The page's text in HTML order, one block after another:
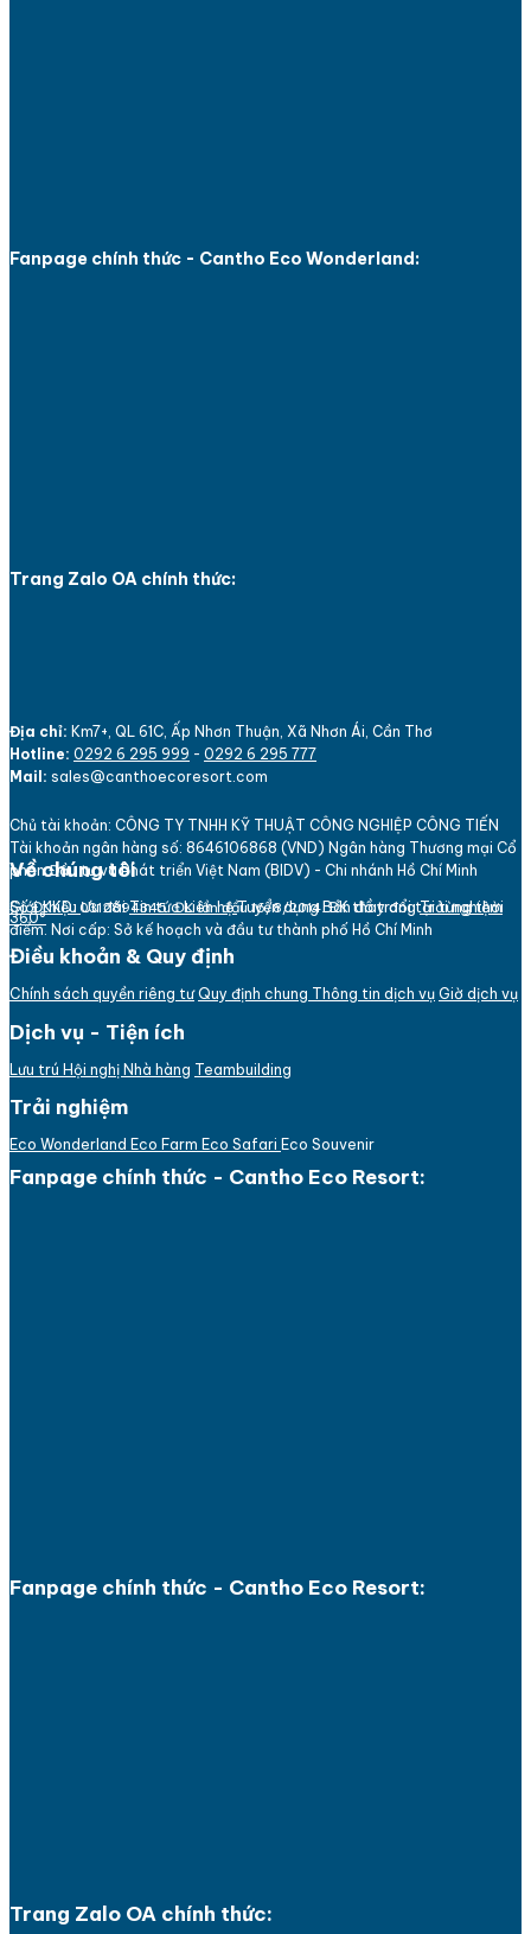
Fanpage chính thức - Cantho Eco Wonderland:
Trang Zalo OA chính thức:
Địa chỉ: Km7+, QL 61C, Ấp Nhơn Thuận, Xã Nhơn Ái, Cần Thơ
Hotline: 0292 6 295 999 - 0292 6 295 777
Mail: sales@canthoecoresort.com
Chủ tài khoản: CÔNG TY TNHH KỸ THUẬT CÔNG NGHIỆP CÔNG TIẾN
Tài khoản ngân hàng số: 8646106868 (VND) Ngân hàng Thương mại Cổ
phần Đầu tư và Phát triển Việt Nam (BIDV) - Chi nhánh Hồ Chí Minh
Số ĐKKD: 0312894345. ĐK lần đầu 16/8/2014. ĐK thay đổi tại từng thời
điểm. Nơi cấp: Sở kế hoạch và đầu tư thành phố Hồ Chí Minh
Về chúng tôi
Giới thiệu Ưu đãiTin tứcLiên hệTuyển dụng Bản đồ trang Trải nghiệm
360°
Điều khoản & Quy định
Chính sách quyền riêng tư Quy định chung Thông tin dịch vụ Giờ dịch vụ
Dịch vụ - Tiện ích
Lưu trú Hội nghị Nhà hàng Teambuilding
Trải nghiệm
Eco Wonderland Eco Farm Eco Safari Eco Souvenir
Fanpage chính thức - Cantho Eco Resort:
Fanpage chính thức - Cantho Eco Resort:
Trang Zalo OA chính thức: